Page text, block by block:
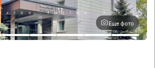
Еще фото